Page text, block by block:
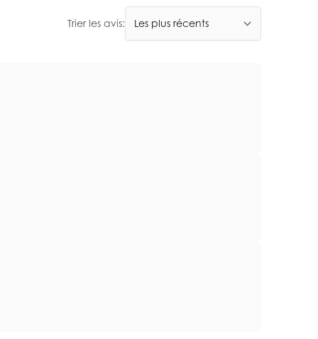
Trier les avis: